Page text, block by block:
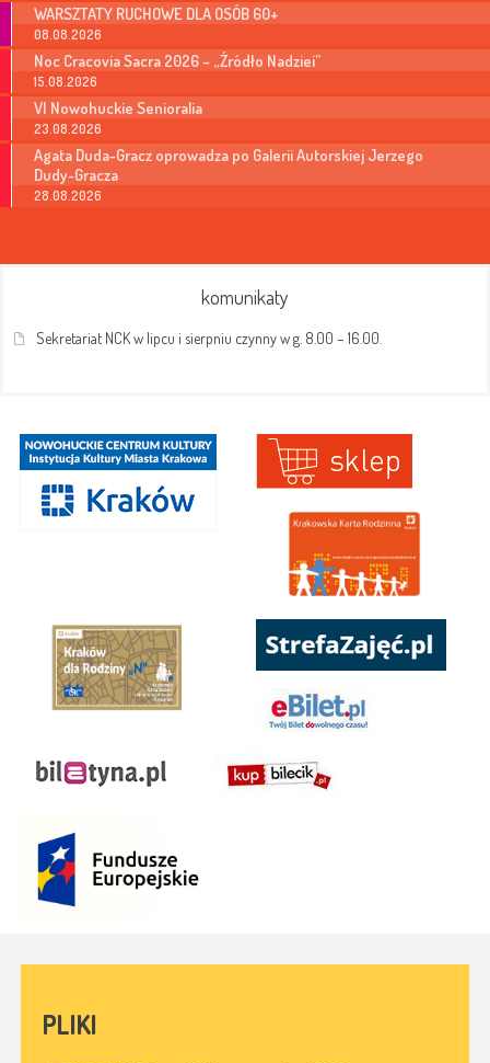
WARSZTATY RUCHOWE DLA OSÓB 60+
08.08.2026
Noc Cracovia Sacra 2026 – „Źródło Nadziei”
15.08.2026
VI Nowohuckie Senioralia
23.08.2026
Agata Duda-Gracz oprowadza po Galerii Autorskiej Jerzego
Dudy-Gracza
28.08.2026
komunikaty
Sekretariat NCK w lipcu i sierpniu czynny w g. 8.00 – 16.00.
PLIKI